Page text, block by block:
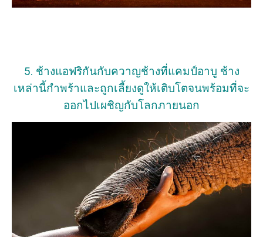
5. ช้างแอฟริกันกับควาญช้างที่แคมป์อาบู ช้าง
เหล่านี้กำพร้าและถูกเลี้ยงดูให้เติบโตจนพร้อมที่จะ
ออกไปเผชิญกับโลกภายนอก